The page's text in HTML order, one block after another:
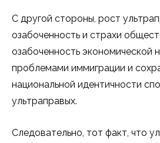
С другой стороны, рост
озабоченность и страхи
озабоченность экономической
проблемами иммиграции и
национальной идентичности
ультраправых.
Следовательно, тот факт, что